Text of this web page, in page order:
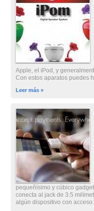
Apple, el iPod, y
Con estos aparatos puedes
Leer más »
pequeñísimo y cúbico
conecta al jack de 3.5
algún dispositivo con